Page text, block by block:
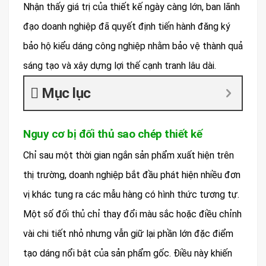
Nhận thấy giá trị của thiết kế ngày càng lớn, ban lãnh
đạo doanh nghiệp đã quyết định tiến hành đăng ký
bảo hộ kiểu dáng công nghiệp nhằm bảo vệ thành quả
sáng tạo và xây dựng lợi thế cạnh tranh lâu dài.
Mục lục
Nguy cơ bị đối thủ sao chép thiết kế
Chỉ sau một thời gian ngắn sản phẩm xuất hiện trên
thị trường, doanh nghiệp bắt đầu phát hiện nhiều đơn
vị khác tung ra các mẫu hàng có hình thức tương tự.
Một số đối thủ chỉ thay đổi màu sắc hoặc điều chỉnh
vài chi tiết nhỏ nhưng vẫn giữ lại phần lớn đặc điểm
tạo dáng nổi bật của sản phẩm gốc. Điều này khiến